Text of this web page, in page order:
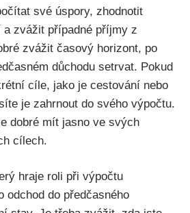
své úspory, zhodnotit
a zvážit případné příjmy z
zvážit časový horizont, po
důchodu setrvat. Pokud
cíle, jako je cestování nebo
je zahrnout do svého výpočtu.
dobré mít jasno ve svých
cílech.
hraje roli při výpočtu
odchod do předčasného